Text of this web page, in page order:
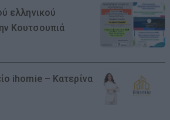
ελληνικού
Κουτσουπιά
ihomie – Κατερίνα